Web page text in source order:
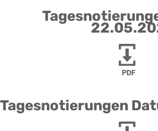
PDF
Tagesnotierungen